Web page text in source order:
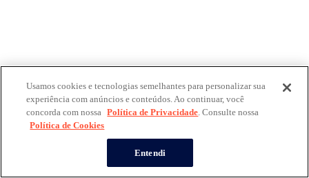
Usamos cookies e tecnologias semelhantes para personalizar sua
experiência com anúncios e conteúdos. Ao continuar, você
concorda com nossa Política de Privacidade. Consulte nossa
Política de Cookies
Entendi